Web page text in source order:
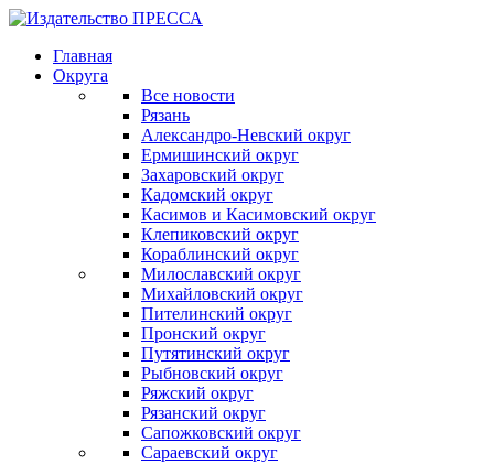
Главная
Округа
Все новости
Рязань
Александро-Невский округ
Ермишинский округ
Захаровский округ
Кадомский округ
Касимов и Касимовский округ
Клепиковский округ
Кораблинский округ
Милославский округ
Михайловский округ
Пителинский округ
Пронский округ
Путятинский округ
Рыбновский округ
Ряжский округ
Рязанский округ
Сапожковский округ
Сараевский округ